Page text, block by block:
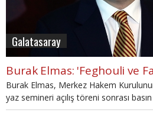
Galatasaray
Burak Elmas, Merkez Hakem
yaz semineri açılış töreni sonrası
yanıtladı.